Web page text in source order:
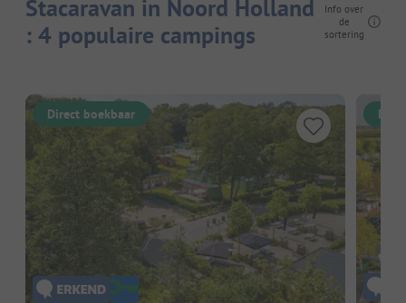
Stacaravan in Noord Holland
: 4 populaire campings
Info over
de
sortering
Direct boekbaar